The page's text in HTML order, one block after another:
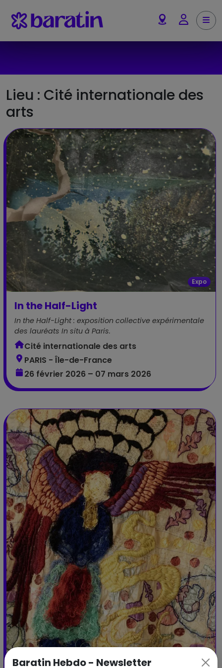
Account
Lieu : Cité internationale des
arts
Expo
In the Half-Light
In the Half-Light : exposition collective expérimentale
des lauréats In situ à Paris.
Cité internationale des arts
PARIS - Île-de-France
26 février 2026 – 07 mars 2026
Baratin Hebdo - Newsletter